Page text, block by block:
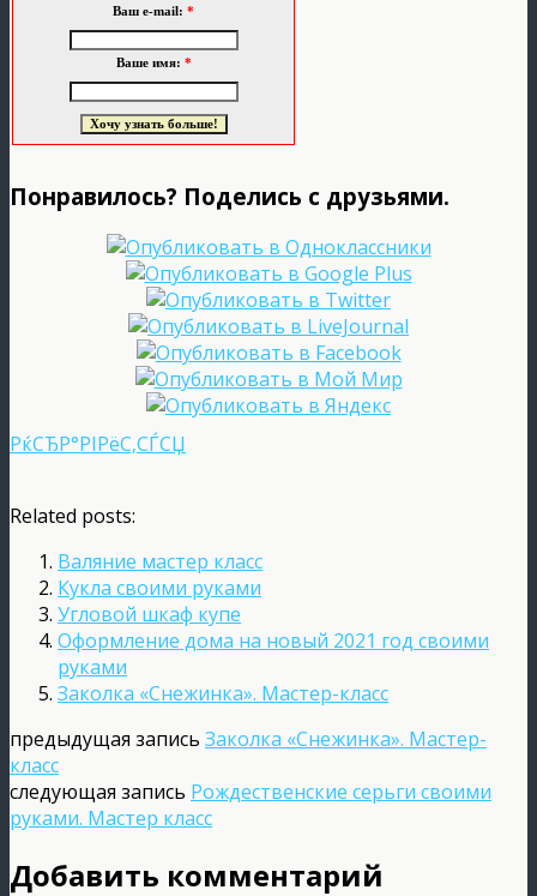
Ваш e-mail: *
Ваше имя: *
Понравилось? Поделись с друзьями.
РќСЂР°РІРёС‚СЃСЏ
Related posts:
Валяние мастер класс
Кукла своими руками
Угловой шкаф купе
Оформление дома на новый 2021 год своими
руками
Заколка «Снежинка». Мастер-класс
предыдущая запись Заколка «Снежинка». Мастер-
класс
следующая запись Рождественские серьги своими
руками. Мастер класс
Добавить комментарий